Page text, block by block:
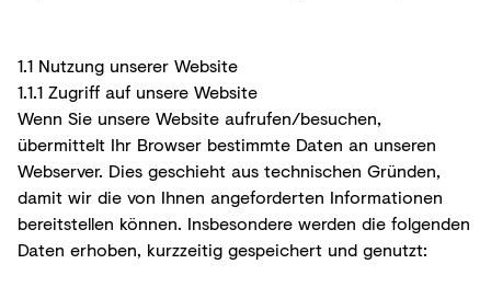
1.1 Nutzung unserer Website
1.1.1 Zugriff auf unsere Website
Wenn Sie unsere Website aufrufen/besuchen,
übermittelt Ihr Browser bestimmte Daten an unseren
Webserver. Dies geschieht aus technischen Gründen,
damit wir die von Ihnen angeforderten Informationen
bereitstellen können. Insbesondere werden die folgenden
Daten erhoben, kurzzeitig gespeichert und genutzt: